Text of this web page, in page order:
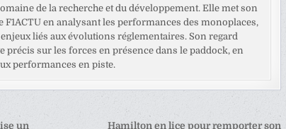
de la recherche et du développement. Elle met son
F1ACTU en analysant les performances des monoplaces,
liés aux évolutions réglementaires. Son regard
précis sur les forces en présence dans le paddock, en
performances en piste.
Hamilton en lice pour remporter son
un